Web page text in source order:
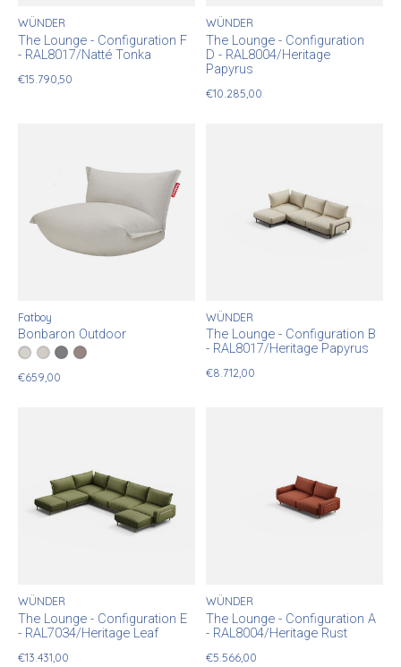
WÜNDER
The Lounge - Configuration F
- RAL8017/Natté Tonka
€15.790,50
WÜNDER
The Lounge - Configuration
D - RAL8004/Heritage
Papyrus
€10.285,00
Fatboy
Bonbaron Outdoor
Color: * — Mist
MistGrey Taupe
Rock Grey
Stripe Cacao
€659,00
WÜNDER
The Lounge - Configuration B
- RAL8017/Heritage Papyrus
€8.712,00
WÜNDER
The Lounge - Configuration E
- RAL7034/Heritage Leaf
€13.431,00
WÜNDER
The Lounge - Configuration A
- RAL8004/Heritage Rust
€5.566,00